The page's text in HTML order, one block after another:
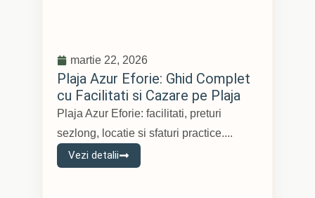
martie 22, 2026
Plaja Azur Eforie: Ghid Complet
cu Facilitati si Cazare pe Plaja
Plaja Azur Eforie: facilitati, preturi
sezlong, locatie si sfaturi practice....
Vezi detalii